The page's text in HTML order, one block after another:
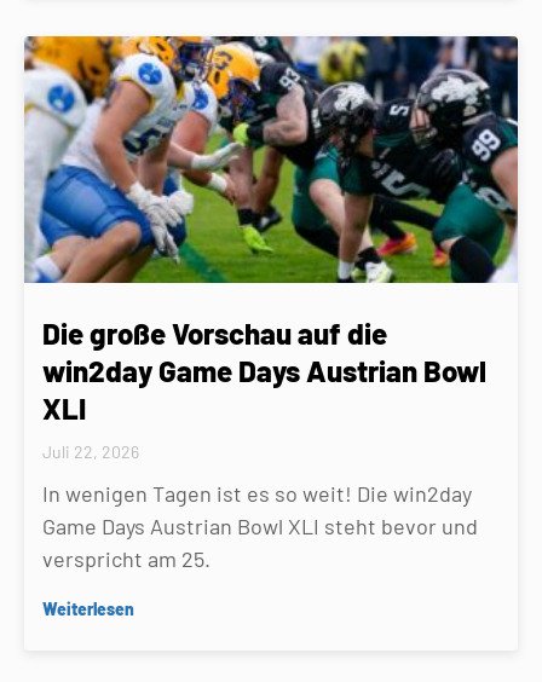
Die große Vorschau auf die
win2day Game Days Austrian Bowl
XLI
Juli 22, 2026
In wenigen Tagen ist es so weit! Die win2day
Game Days Austrian Bowl XLI steht bevor und
verspricht am 25.
Weiterlesen